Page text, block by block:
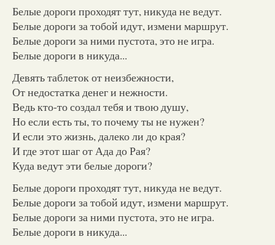
Белые дороги проходят тут, никуда не ведут.
Белые дороги за тобой идут, измени маршрут.
Белые дороги за ними пустота, это не игра.
Белые дороги в никуда...
Девять таблеток от неизбежности,
От недостатка денег и нежности.
Ведь кто-то создал тебя и твою душу,
Но если есть ты, то почему ты не нужен?
И если это жизнь, далеко ли до края?
И где этот шаг от Ада до Рая?
Куда ведут эти белые дороги?
Белые дороги проходят тут, никуда не ведут.
Белые дороги за тобой идут, измени маршрут.
Белые дороги за ними пустота, это не игра.
Белые дороги в никуда...